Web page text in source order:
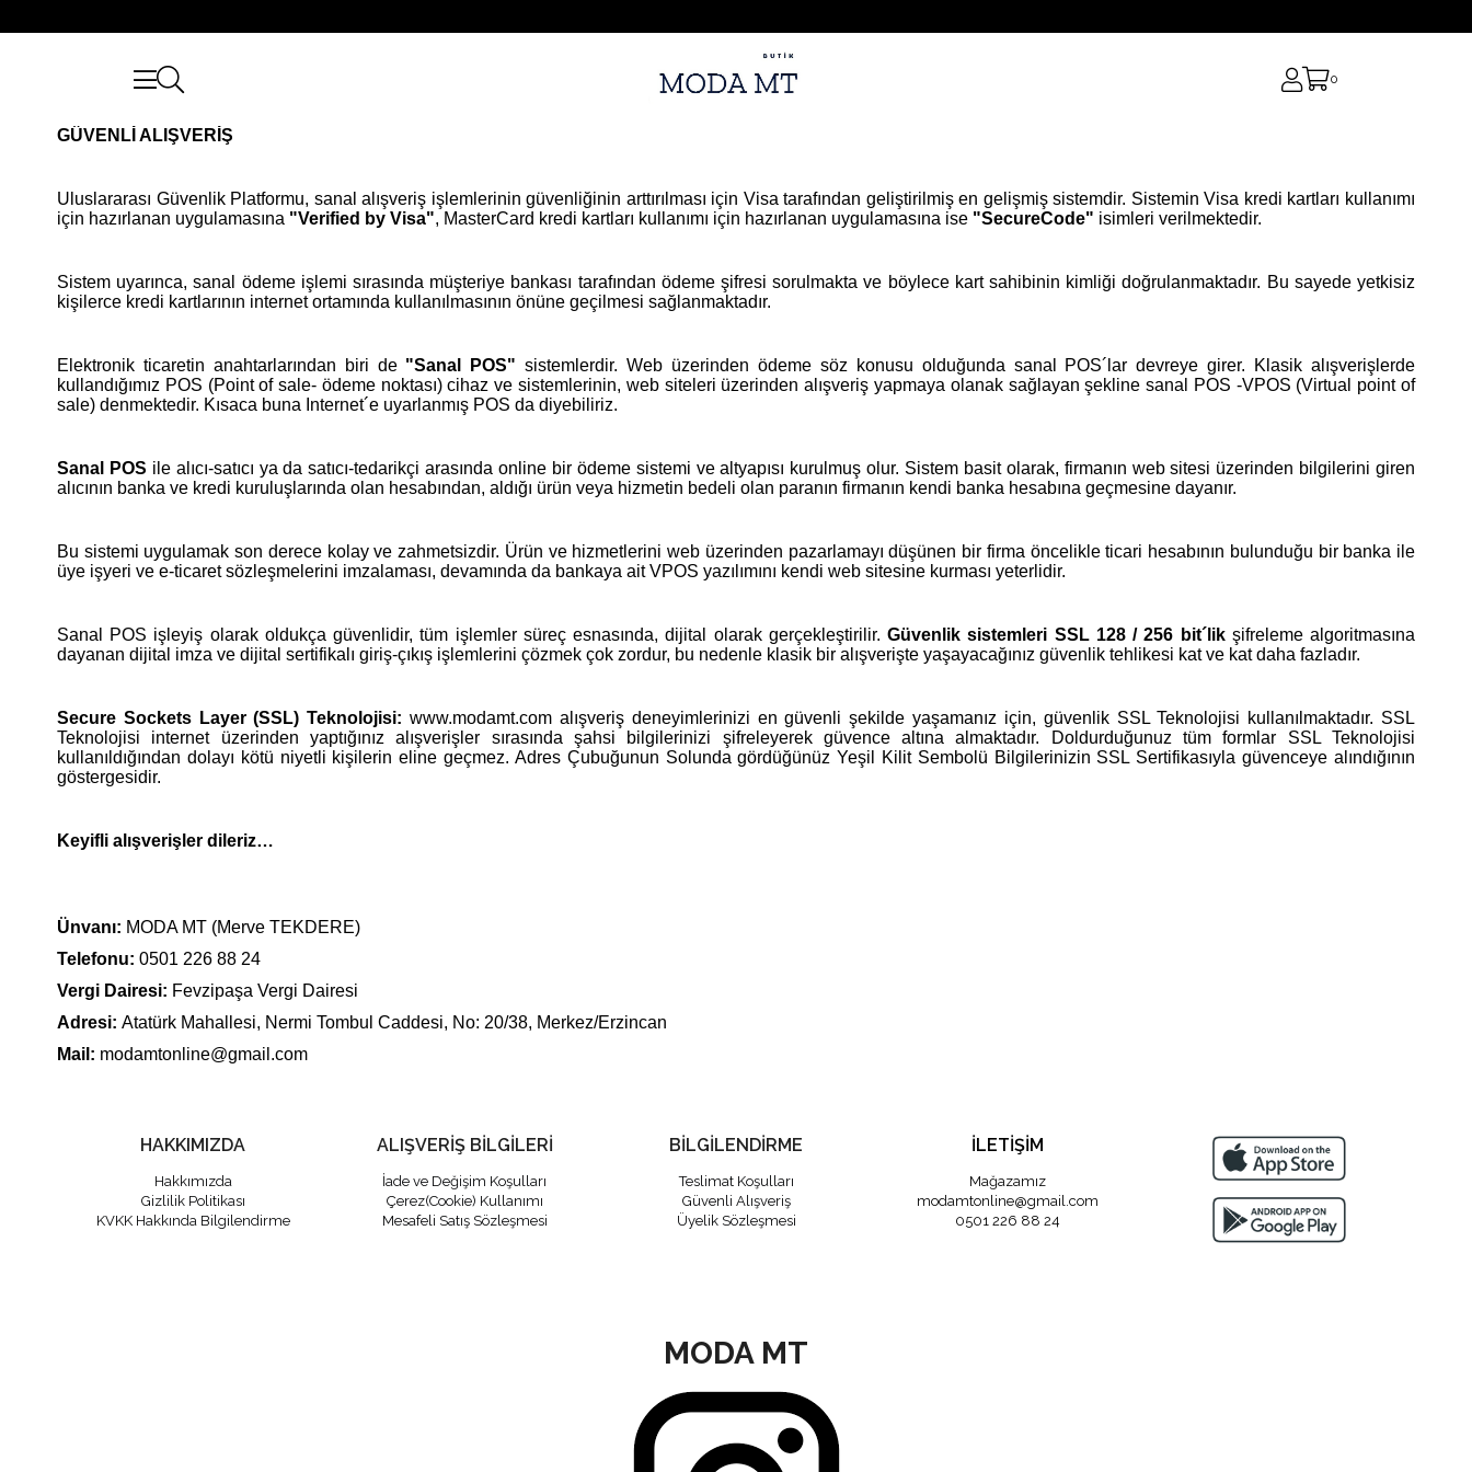
0
GÜVENLİ ALIŞVERİŞ
Uluslararası Güvenlik Platformu, sanal alışveriş işlemlerinin güvenliğinin arttırılması için Visa tarafından geliştirilmiş en gelişmiş sistemdir. Sistemin Visa kredi kartları kullanımı
için hazırlanan uygulamasına "Verified by Visa", MasterCard kredi kartları kullanımı için hazırlanan uygulamasına ise "SecureCode" isimleri verilmektedir.
Sistem uyarınca, sanal ödeme işlemi sırasında müşteriye bankası tarafından ödeme şifresi sorulmakta ve böylece kart sahibinin kimliği doğrulanmaktadır. Bu sayede yetkisiz
kişilerce kredi kartlarının internet ortamında kullanılmasının önüne geçilmesi sağlanmaktadır.
Elektronik ticaretin anahtarlarından biri de "Sanal POS"sistemlerdir. Web üzerinden ödeme söz konusu olduğunda sanal POS´lar devreye girer. Klasik alışverişlerde
kullandığımız POS (Point of sale- ödeme noktası) cihaz ve sistemlerinin, web siteleri üzerinden alışveriş yapmaya olanak sağlayan şekline sanal POS -VPOS (Virtual point of
sale) denmektedir. Kısaca buna Internet´e uyarlanmış POS da diyebiliriz.
Sanal POS ile alıcı-satıcı ya da satıcı-tedarikçi arasında online bir ödeme sistemi ve altyapısı kurulmuş olur. Sistem basit olarak, firmanın web sitesi üzerinden bilgilerini giren
alıcının banka ve kredi kuruluşlarında olan hesabından, aldığı ürün veya hizmetin bedeli olan paranın firmanın kendi banka hesabına geçmesine dayanır.
Bu sistemi uygulamak son derece kolay ve zahmetsizdir. Ürün ve hizmetlerini web üzerinden pazarlamayı düşünen bir firma öncelikle ticari hesabının bulunduğu bir banka ile
üye işyeri ve e-ticaret sözleşmelerini imzalaması, devamında da bankaya ait VPOS yazılımını kendi web sitesine kurması yeterlidir.
Sanal POS işleyiş olarak oldukça güvenlidir, tüm işlemler süreç esnasında, dijital olarak gerçekleştirilir.Güvenlik sistemleri SSL 128 / 256 bit´likşifreleme algoritmasına
dayanan dijital imza ve dijital sertifikalı giriş-çıkış işlemlerini çözmek çok zordur, bu nedenle klasik bir alışverişte yaşayacağınız güvenlik tehlikesi kat ve kat daha fazladır.
Secure Sockets Layer (SSL) Teknolojisi:www.modamt.com alışveriş deneyimlerinizi en güvenli şekilde yaşamanız için, güvenlik SSL Teknolojisi kullanılmaktadır. SSL
Teknolojisi internet üzerinden yaptığınız alışverişler sırasında şahsi bilgilerinizi şifreleyerek güvence altına almaktadır. Doldurduğunuz tüm formlar SSL Teknolojisi
kullanıldığından dolayı kötü niyetli kişilerin eline geçmez. Adres Çubuğunun Solunda gördüğünüz Yeşil Kilit Sembolü Bilgilerinizin SSL Sertifikasıyla güvenceye alındığının
göstergesidir.
Keyifli alışverişler dileriz…
Ünvanı: MODA MT (Merve TEKDERE)
Telefonu: 0501 226 88 24
Vergi Dairesi: Fevzipaşa Vergi Dairesi
Adresi: Atatürk Mahallesi, Nermi Tombul Caddesi, No: 20/38, Merkez/Erzincan
Mail: modamtonline@gmail.com
HAKKIMIZDA
Hakkımızda
Gizlilik Politikası
KVKK Hakkında Bilgilendirme
ALIŞVERİŞ BİLGİLERİ
İade ve Değişim Koşulları
Çerez(Cookie) Kullanımı
Mesafeli Satış Sözleşmesi
BİLGİLENDİRME
Teslimat Koşulları
Güvenli Alışveriş
Üyelik Sözleşmesi
İLETİŞİM
Mağazamız
modamtonline@gmail.com
0501 226 88 24
MODA MT